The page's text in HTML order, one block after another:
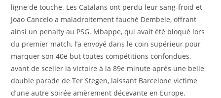
ligne de touche. Les Catalans ont perdu leur sang-froid et
Joao Cancelo a maladroitement fauché Dembele, offrant
ainsi un penalty au PSG. Mbappe, qui avait été bloqué lors
du premier match, l’a envoyé dans le coin supérieur pour
marquer son 40e but toutes compétitions confondues,
avant de sceller la victoire à la 89e minute après une belle
double parade de Ter Stegen, laissant Barcelone victime
d’une autre soirée amèrement décevante en Europe.